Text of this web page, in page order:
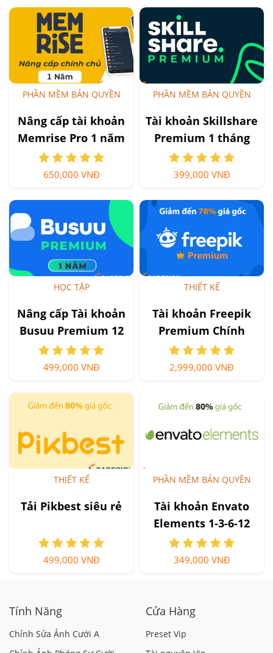
PHẦN MỀM BẢN QUYỀN
Nâng cấp tài khoản
Memrise Pro 1 năm
650,000 VNĐ
PHẦN MỀM BẢN QUYỀN
Tài khoản Skillshare
Premium 1 tháng
399,000 VNĐ
HỌC TẬP
Nâng cấp Tài khoản
Busuu Premium 12
tháng
499,000 VNĐ
THIẾT KẾ
Tài khoản Freepik
Premium Chính
Hãng Giá Rẻ
2,999,000 VNĐ
THIẾT KẾ
Tải Pikbest siêu rẻ
499,000 VNĐ
PHẦN MỀM BẢN QUYỀN
Tài khoản Envato
Elements 1-3-6-12
tháng
349,000 VNĐ
Tính Năng
Chỉnh Sửa Ảnh Cưới A
Cửa Hàng
Preset Vip